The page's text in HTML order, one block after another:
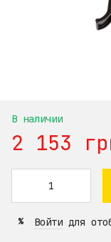
В наличии
2 153
% Войти для